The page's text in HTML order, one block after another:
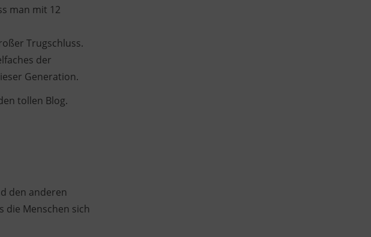
man mit 12
Trugschluss.
der
Generation.
tollen Blog.
den anderen
die Menschen sich